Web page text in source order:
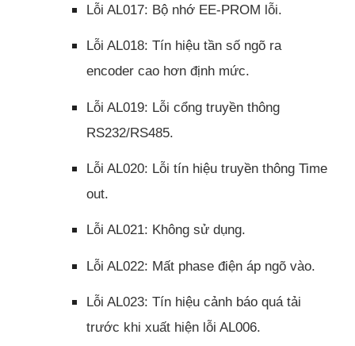
Lỗi AL017: Bộ nhớ EE-PROM lỗi.
Lỗi AL018: Tín hiệu tần số ngõ ra
encoder cao hơn định mức.
Lỗi AL019: Lỗi cổng truyền thông
RS232/RS485.
Lỗi AL020: Lỗi tín hiệu truyền thông Time
out.
Lỗi AL021: Không sử dụng.
Lỗi AL022: Mất phase điện áp ngõ vào.
Lỗi AL023: Tín hiệu cảnh báo quá tải
trước khi xuất hiện lỗi AL006.